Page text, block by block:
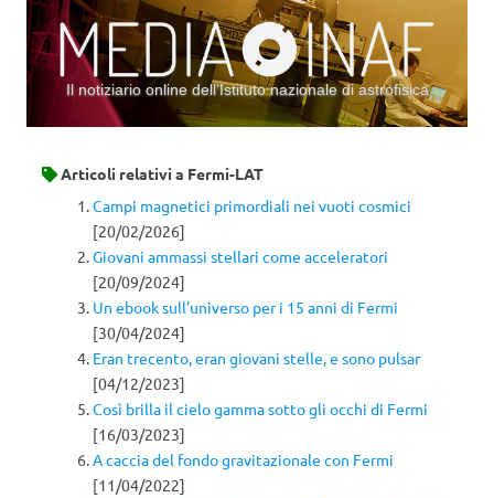
Il notiziario online dell’Istituto nazionale di astrofisica
Articoli relativi a Fermi-LAT
Campi magnetici primordiali nei vuoti cosmici
[20/02/2026]
Giovani ammassi stellari come acceleratori
[20/09/2024]
Un ebook sull’universo per i 15 anni di Fermi
[30/04/2024]
Eran trecento, eran giovani stelle, e sono pulsar
[04/12/2023]
Così brilla il cielo gamma sotto gli occhi di Fermi
[16/03/2023]
A caccia del fondo gravitazionale con Fermi
[11/04/2022]